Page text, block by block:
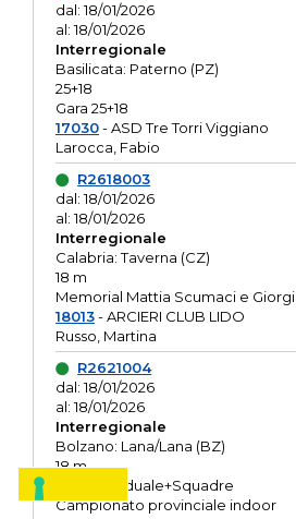
dal: 18/01/2026
al: 18/01/2026
Interregionale
Basilicata: Paterno (PZ)
25+18
Gara 25+18
17030- ASD Tre Torri Viggiano
Larocca, Fabio
R2618003
dal: 18/01/2026
al: 18/01/2026
Interregionale
Calabria: Taverna (CZ)
18 m
Memorial Mattia Scumaci e
18013- ARCIERI CLUB LIDO
Russo, Martina
R2621004
dal: 18/01/2026
al: 18/01/2026
Interregionale
Bolzano: Lana/Lana (BZ)
18 m
O.R. Individuale+Squadre
Campionato provinciale indoor